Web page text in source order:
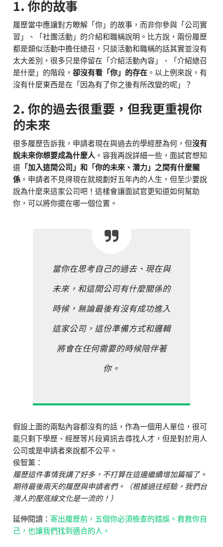
1. 你的故事
履歷當中應讓對方瞭解「你」的故事，而非你參與「公司實
習」、「社團活動」的介紹和職稱說明。比方說，兩份履歷
都是類似活動中擔任總召，只談活動和職稱的話其實並沒有
太大差別，很多只是停留在「介紹活動內容」、「介紹總召
是什麼」的階段，卻沒有看「你」的存在 。以上例來說，有
沒有什麼東西是在「因為有了你之後有所改變的呢」？
2. 你的過去很重要，但我更重視你
的未來
很多履歷告訴我，申請者現在與過去的學經歷為何，但沒有
說未來你想要成為什麼人 。容我再說詳細一些，面試官想知
道 「加入這間公司」和「你的未來、潛力」之間有什麼關
係 。申請者不見得現在就規劃好五年內的人生，但至少要說
說為什麼來這家公司吧！這樣會讓面試官更知道如何幫助
你，可以將你擺在哪一個位置。
當你在思考自己的過去、現在與
未來，和這間公司有什麼關係的
時候，無論最後有沒有成功進入
這家公司，這份準備方式和邏輯
將會在任何需要的時候陪伴著
你。
假設上面的兩點內容都沒有的話，作為一個用人單位，很可
能只剩下學歷、經歷等片段資訊去尋找人才，但是對於用人
公司或是申請者來說都不公平。
侯智薰：
履歷這件事情我講了好多，不打算在這邊繼續增加篇幅了。
期待最後兩天的履歷與申請者們。（根據過往經驗，我們台
灣人的壓底線文化是一流的！）
延伸閱讀：寄出履歷前，五個你必須檢查的錯誤。救救你自
己，也讓我們找到適合的人。